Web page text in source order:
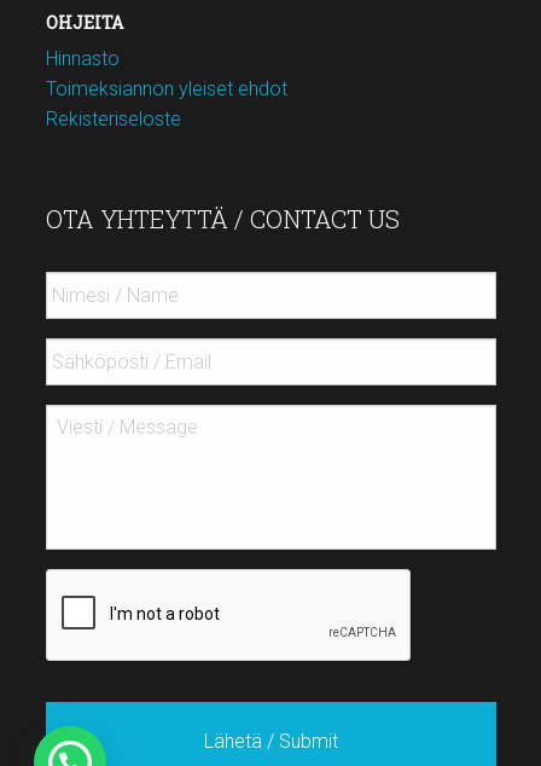
OHJEITA
Hinnasto
Toimeksiannon yleiset ehdot
Rekisteriseloste
OTA YHTEYTTÄ / CONTACT US